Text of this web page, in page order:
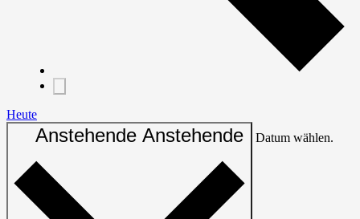
Heute
Anstehende Anstehende Datum wählen.